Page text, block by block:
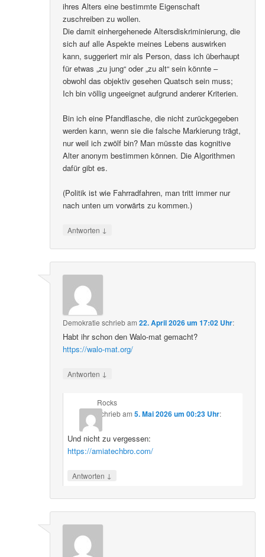
ihres Alters eine bestimmte Eigenschaft
zuschreiben zu wollen.
Die damit einhergehenede Altersdiskriminierung, die
sich auf alle Aspekte meines Lebens auswirken
kann, suggeriert mir als Person, dass ich überhaupt
für etwas „zu jung“ oder „zu alt“ sein könnte –
obwohl das objektiv gesehen Quatsch sein muss;
Ich bin völlig ungeeignet aufgrund anderer Kriterien.
Bin ich eine Pfandflasche, die nicht zurückgegeben
werden kann, wenn sie die falsche Markierung trägt,
nur weil ich zwölf bin? Man müsste das kognitive
Alter anonym bestimmen können. Die Algorithmen
dafür gibt es.
(Politik ist wie Fahrradfahren, man tritt immer nur
nach unten um vorwärts zu kommen.)
Antworten ↓
Demokratie schriebam22. April 2026 um 17:02 Uhr:
Habt ihr schon den Walo-mat gemacht?
https://walo-mat.org/
Antworten ↓
Rocks
schriebam 5. Mai 2026 um 00:23 Uhr:
Und nicht zu vergessen:
https://amiatechbro.com/
Antworten ↓